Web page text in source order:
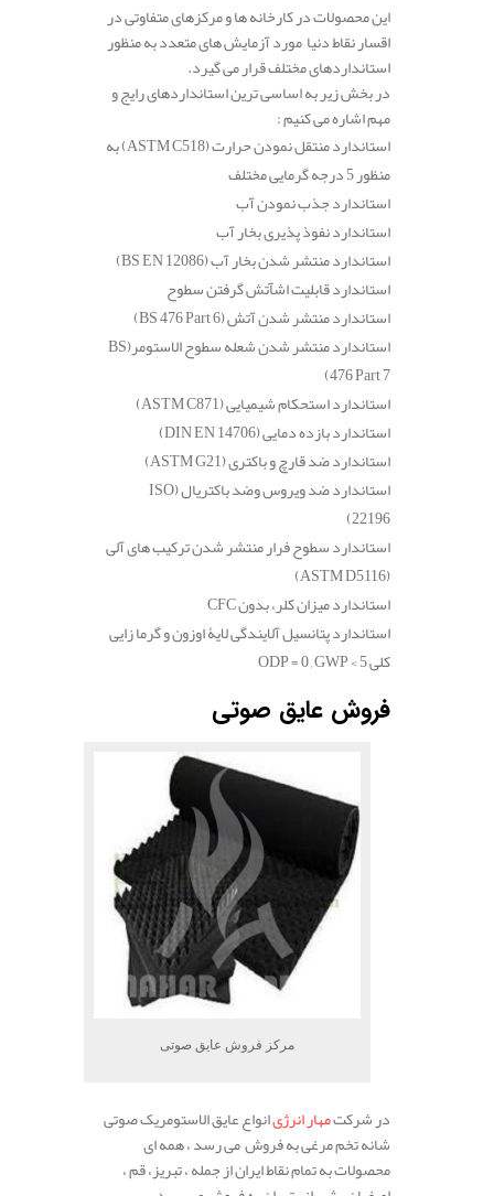
این محصولات در کارخانه ها و مرکزهای متفاوتی در
اقسار نقاط دنیا مورد آزمایش های متعدد به منظور
استانداردهای مختلف قرار می گیرد.
در بخش زیر به اساسی ترین استانداردهای رایج و
مهم اشاره می کنیم :
استاندارد منتقل نمودن حرارت(ASTM C518)
به
منظور 5 درجه گرمایی مختلف
استاندارد جذب نمودن آب
استاندارد نفوذ پذیری بخار آب
استاندارد منتشر شدن بخار آب(BS EN 12086)
استاندارد قابلیت اشآتش گرفتن سطوح
استاندارد منتشر شدن آتش(BS 476 Part 6)
استاندارد منتشر شدن شعله سطوح الاستومر(BS
476 Part 7)
استاندارد استحکام شیمیایی(ASTM C871)
استاندارد بازده دمایی(DIN EN 14706)
استاندارد ضد قارچ و باکتری(ASTM G21)
استاندارد ضد ویروس وضد باکتریال (ISO
22196)
استاندارد سطوح فرار منتشر شدن ترکیب های آلی
(ASTM D5116)
استاندارد میزان کلر، بدونCFC
استاندارد پتانسیل آلایندگی لایۀ اوزون و گرما زایی
کلیODP = 0 , GWP < 5
فروش عایق صوتی
مرکز فروش عایق صوتی
در شرکتمهار انرژیانواع عایق الاستومریک صوتی
شانه تخم مرغی به فروش می رسد ، همه ای
محصولات به تمام نقاط ایران از جمله ، تبریز، قم ،